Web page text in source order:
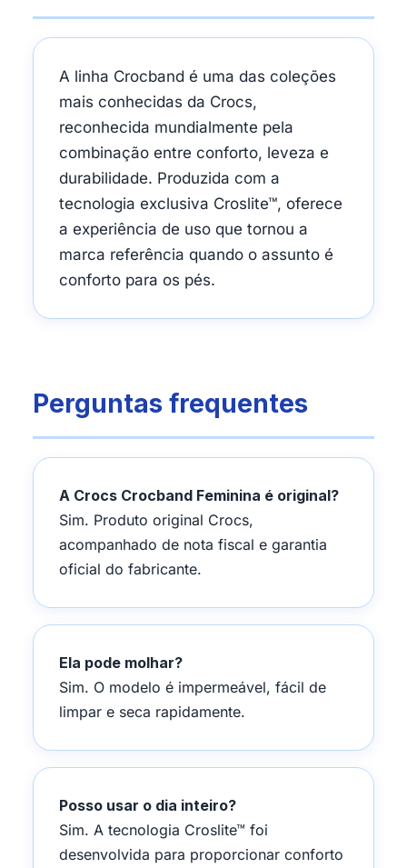
A linha Crocband é uma das coleções
mais conhecidas da Crocs,
reconhecida mundialmente pela
combinação entre conforto, leveza e
durabilidade. Produzida com a
tecnologia exclusiva Croslite™, oferece
a experiência de uso que tornou a
marca referência quando o assunto é
conforto para os pés.
Perguntas frequentes
A Crocs Crocband Feminina é original?
Sim. Produto original Crocs,
acompanhado de nota fiscal e garantia
oficial do fabricante.
Ela pode molhar?
Sim. O modelo é impermeável, fácil de
limpar e seca rapidamente.
Posso usar o dia inteiro?
Sim. A tecnologia Croslite™ foi
desenvolvida para proporcionar conforto